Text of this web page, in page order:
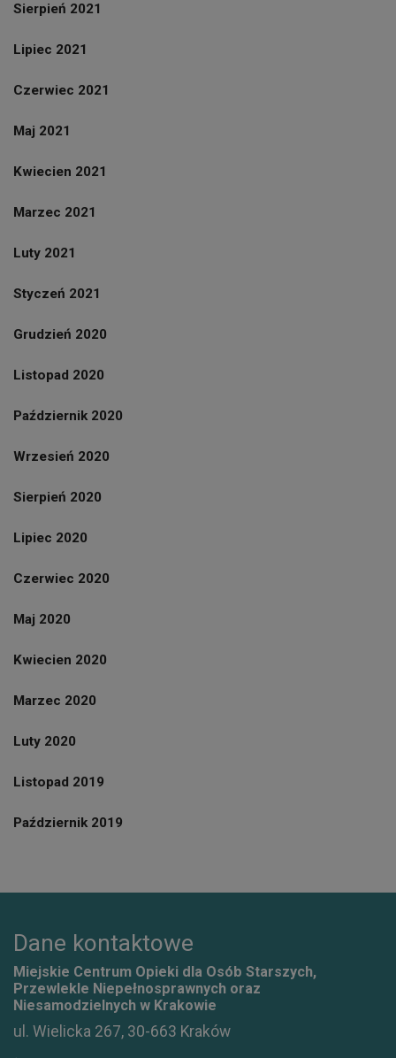
Sierpień 2021
Lipiec 2021
Czerwiec 2021
Maj 2021
Kwiecien 2021
Marzec 2021
Luty 2021
Styczeń 2021
Grudzień 2020
Listopad 2020
Październik 2020
Wrzesień 2020
Sierpień 2020
Lipiec 2020
Czerwiec 2020
Maj 2020
Kwiecien 2020
Marzec 2020
Luty 2020
Listopad 2019
Październik 2019
Dane kontaktowe
Miejskie Centrum Opieki dla Osób Starszych,
Przewlekle Niepełnosprawnych oraz
Niesamodzielnych w Krakowie
ul. Wielicka 267, 30-663 Kraków